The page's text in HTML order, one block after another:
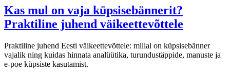
Kas mul on vaja küpsisebännerit?
Praktiline juhend väikeettevõttele
Praktiline juhend Eesti väikeettevõttele: millal on küpsisebänner
vajalik ning kuidas hinnata analüütika, turundustäppide, manuste ja
e-poe küpsiste kasutamist.